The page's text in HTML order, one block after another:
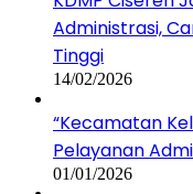
Administrasi,
Tinggi
14/02/2026
“Kecamatan
Pelayanan
01/01/2026